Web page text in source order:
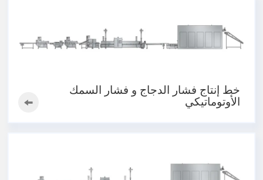
خط إنتاج فشار الدجاج و فشار السمك
الأوتوماتيكي